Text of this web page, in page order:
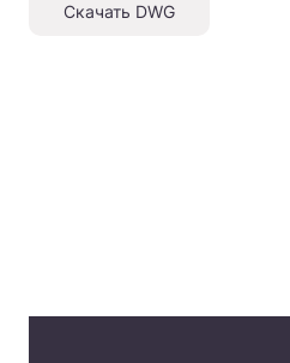
Скачать DWG